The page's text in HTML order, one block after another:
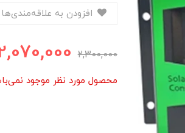
2,300,000
محصول مورد نظر موجود